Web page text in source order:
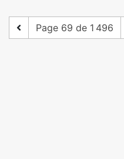
Page 69 de 1 496